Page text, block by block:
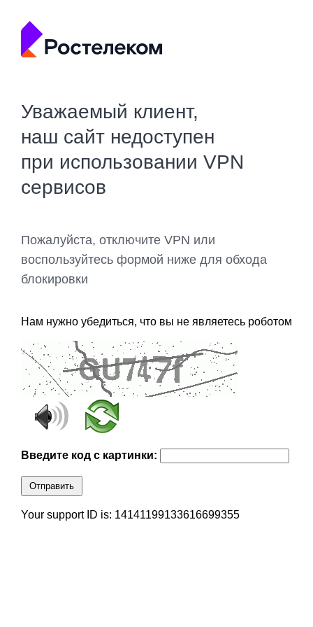
Уважаемый клиент,
наш сайт недоступен
при использовании VPN
сервисов
Пожалуйста, отключите VPN или
воспользуйтесь формой ниже для обхода
блокировки
Нам нужно убедиться, что вы не являетесь роботом
Введите код с картинки:
Отправить
Your support ID is: 14141199133616699355